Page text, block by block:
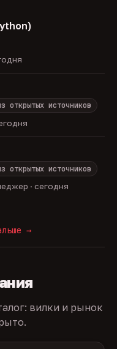
открытых источников
открытых источников
· сегодня
→
вилки и рынок